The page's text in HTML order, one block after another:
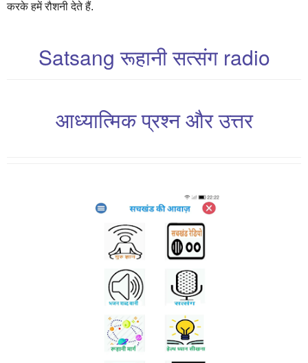
करके हमें रौशनी देते हैं.
Satsang रूहानी सत्संग radio
आध्यात्मिक प्रश्न और उत्तर